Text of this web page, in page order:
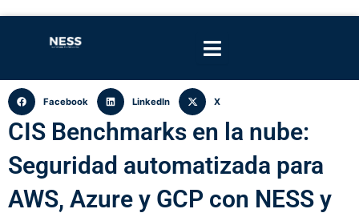
Facebook LinkedIn X
CIS Benchmarks en la nube:
Seguridad automatizada para
AWS, Azure y GCP con NESS y